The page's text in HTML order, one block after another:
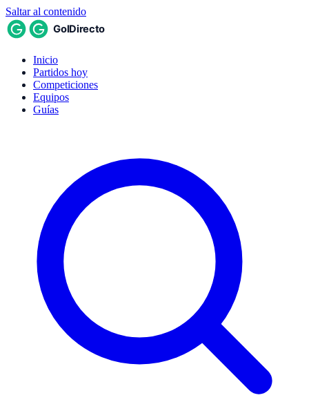
Saltar al contenido
Inicio
Partidos hoy
Competiciones
Equipos
Guías